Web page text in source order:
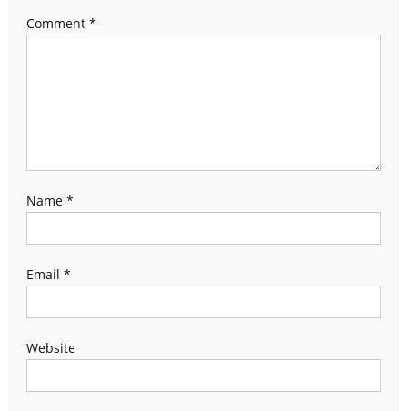
Comment *
Name *
Email *
Website